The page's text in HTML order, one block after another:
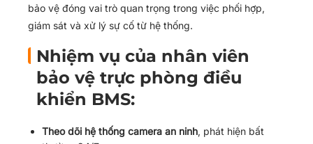
bảo vệ đóng vai trò quan trọng trong việc phối hợp,
giám sát và xử lý sự cố từ hệ thống.
Nhiệm vụ của nhân viên
bảo vệ trực phòng điều
khiển BMS:
Theo dõi hệ thống camera an ninh, phát hiện bất